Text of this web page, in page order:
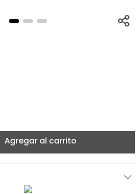
Agregar al carrito